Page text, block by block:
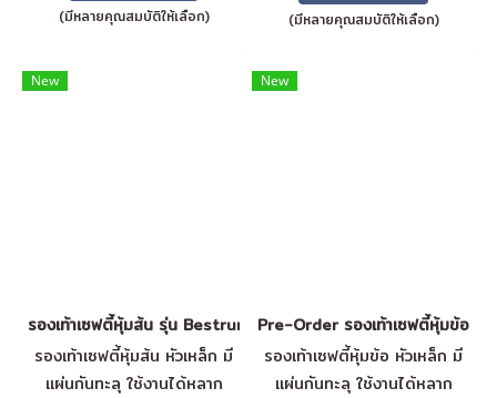
(มีหลายคุณสมบัติให้เลือก) (มีหลายคุณสมบัติให้เลือก)
New
รองเท้าเซฟตี้หุ้มส้น รุ่น Bestrun
รองเท้าเซฟตี้หุ้มส้น หัวเหล็ก มี
แผ่นกันทะลุ ใช้งานได้หลาก
New
Pre-Order รองเท้าเซฟตี้หุ้มข้อ รุ่
รองเท้าเซฟตี้หุ้มข้อ หัวเหล็ก มี
แผ่นกันทะลุ ใช้งานได้หลาก